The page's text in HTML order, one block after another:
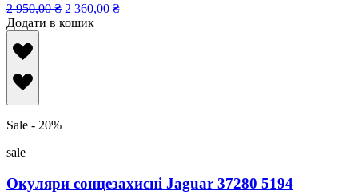
2 950,00₴ 2 360,00 ₴
Додати в кошик
Sale - 20%
sale
Окуляри сонцезахисні Jaguar 37280 5194